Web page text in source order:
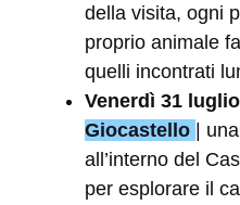
della visita, ogni
proprio animale
quelli incontrati
Venerdì 31
Giocastello |
all’interno del
per esplorare il